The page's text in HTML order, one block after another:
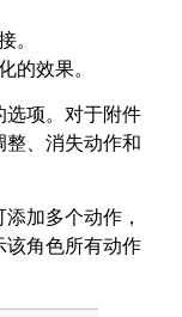
。
的效果。
选项。对于附件
、消失动作和
加多个动作，
该角色所有动作